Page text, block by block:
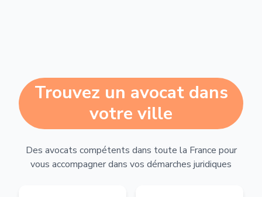
Trouvez un avocat dans
votre ville
Des avocats compétents dans toute la France pour
vous accompagner dans vos démarches juridiques